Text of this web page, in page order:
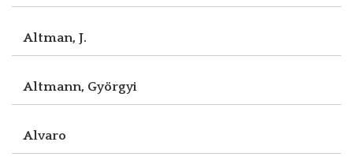
Altman, J.
Altmann, Györgyi
Alvaro